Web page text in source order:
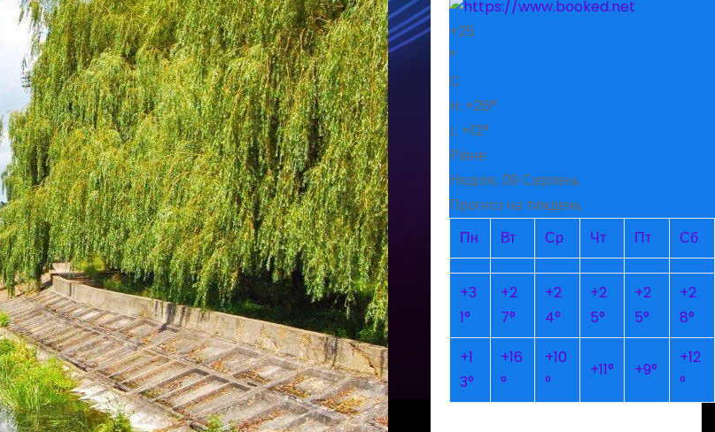
+25
°
C
H: +26°
L: +12°
Рівне
Неділя, 09 Серпень
Прогноз на тиждень
Пн
Вт Ср Чт Пт Сб
+3
1°
+2
7°
+2
4°
+2
5°
+2
5°
+2
8°
+1
3°
+16
°
+10
°
+11° +9°
+12
°